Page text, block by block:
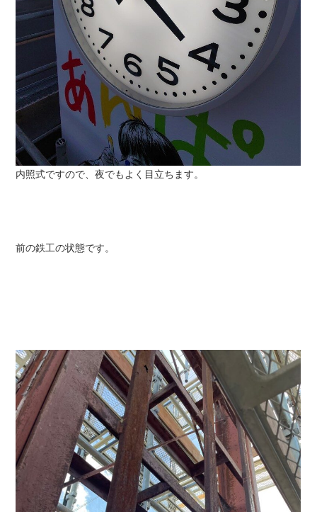
内照式ですので、夜でもよく目立ちます。
前の鉄工の状態です。